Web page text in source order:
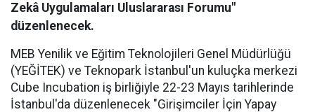
Zekâ Uygulamaları Uluslararası Forumu"
düzenlenecek.
MEB Yenilik ve Eğitim Teknolojileri Genel Müdürlüğü
(YEĞİTEK) ve Teknopark İstanbul'un kuluçka merkezi
Cube Incubation iş birliğiyle 22-23 Mayıs tarihlerinde
İstanbul'da düzenlenecek "Girişimciler İçin Yapay